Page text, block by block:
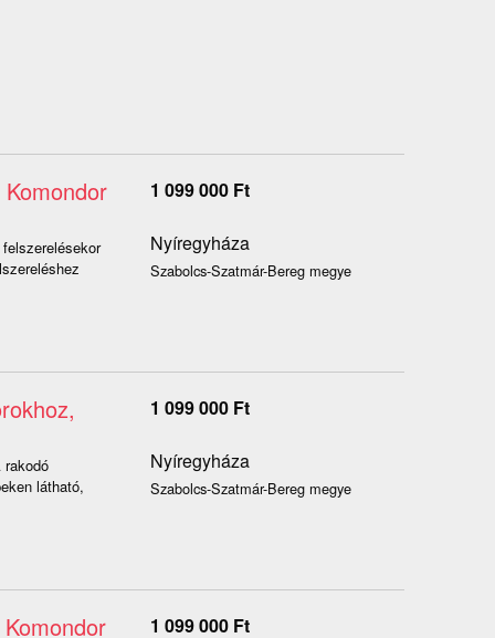
1 099 000 Ft
Nyíregyháza
Szabolcs-Szatmár-Bereg megye
látható,
1 099 000 Ft
Nyíregyháza
Szabolcs-Szatmár-Bereg megye
1 099 000 Ft